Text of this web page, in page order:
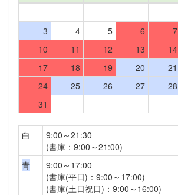
3
4 5 6 7
10
11 12 13 14
17
18 19 20 21
24
25 26 27 28
31
白
9:00～21:30
(書庫：9:00～21:00)
青
9:00～17:00
(書庫(平日)：9:00～17:00)
(書庫(土日祝日)：9:00～16:00)